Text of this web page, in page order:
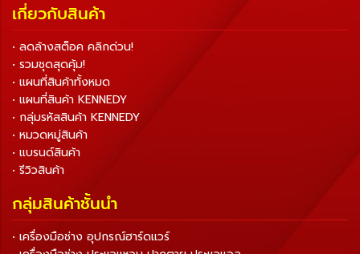
เกี่ยวกับสินค้า
• ลดล้างสต็อค คลิกด่วน!
• รวมชุดสุดคุ้ม!
• แผนที่สินค้าทั้งหมด
• แผนที่สินค้า KENNEDY
• กลุ่มรหัสสินค้า KENNEDY
• หมวดหมู่สินค้า
• แบรนด์สินค้า
• รีวิวสินค้า
กลุ่มสินค้าชั้นนำ
• เครื่องมือช่าง อุปกรณ์ฮาร์ดแวร์